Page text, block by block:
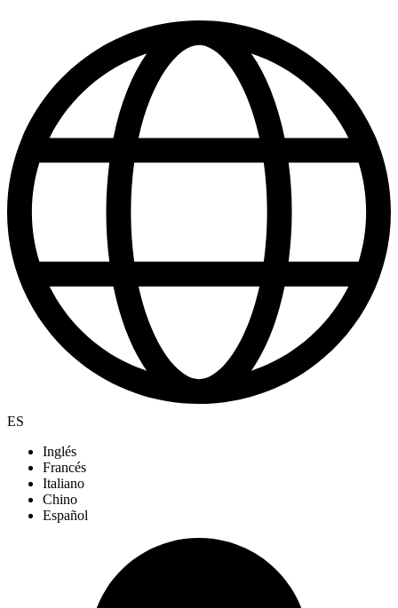
ES
Inglés
Francés
Italiano
Chino
Español